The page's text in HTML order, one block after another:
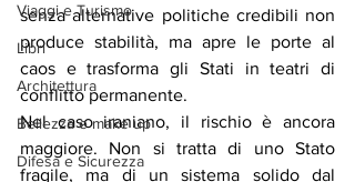
Viaggi e Turismo
Libri
Architettura
Bellezza e make up
Difesa e Sicurezza
senza alternative politiche credibili non
produce stabilità, ma apre le porte al
caos e trasforma gli Stati in teatri di
conflitto permanente.
Nel caso iraniano, il rischio è ancora
maggiore. Non si tratta di uno Stato
fragile, ma di un sistema solido dal